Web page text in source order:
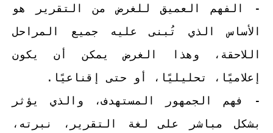
- الفهم العميق للغرض من التقرير هو
الأساس الذي تُبنى عليه جميع المراحل
اللاحقة، وهذا الغرض يمكن أن يكون
إعلاميًا، تحليليًا، أو حتى إقناعيًا.
- فهم الجمهور المستهدف، والذي يؤثر
بشكل مباشر على لغة التقرير، نبرته،